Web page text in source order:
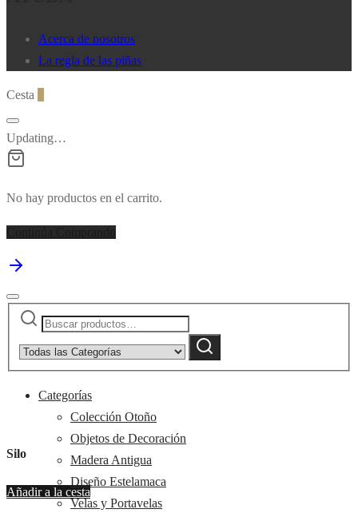
Silo
Añadir a la cesta
Acerca de nosotros
La regla de las piñas
Cesta
Updating…
No hay productos en el carrito.
Buscar
by
category:
Buscar
Categorías
Colección Otoño
Objetos de Decoración
Madera Antigua
Diseño Estelamaca
Velas y Portavelas